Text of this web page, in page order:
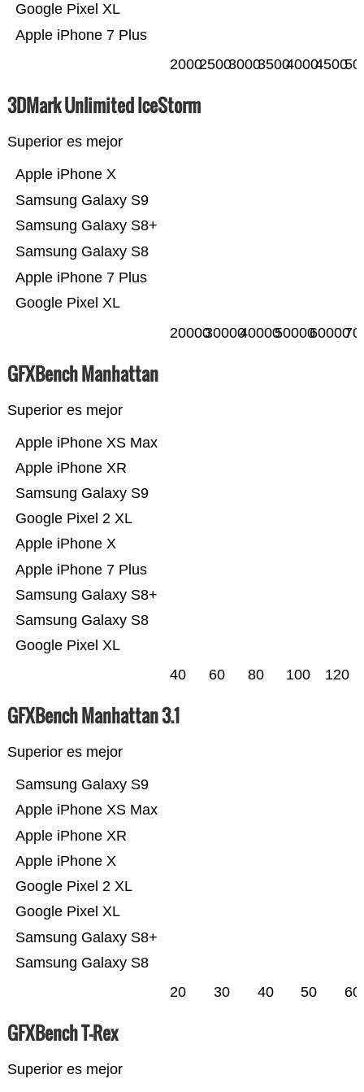
Apple iPhone 7 Plus
Google Pixel XL
200025003000350040004500
3DMark Unlimited IceStorm
Superior es mejor
Google Pixel XL
Apple iPhone 7 Plus
Samsung Galaxy S8
Samsung Galaxy S8+
Samsung Galaxy S9
Apple iPhone X
2000030000400005000060000
GFXBench Manhattan
Superior es mejor
Google Pixel XL
Samsung Galaxy S8
Samsung Galaxy S8+
Apple iPhone 7 Plus
Apple iPhone X
Google Pixel 2 XL
Samsung Galaxy S9
Apple iPhone XR
Apple iPhone XS Max
40 60 80 100 120
GFXBench Manhattan 3.1
Superior es mejor
Samsung Galaxy S8
Samsung Galaxy S8+
Google Pixel XL
Google Pixel 2 XL
Apple iPhone X
Apple iPhone XR
Apple iPhone XS Max
Samsung Galaxy S9
20 30 40 50 60
GFXBench T-Rex
Superior es mejor